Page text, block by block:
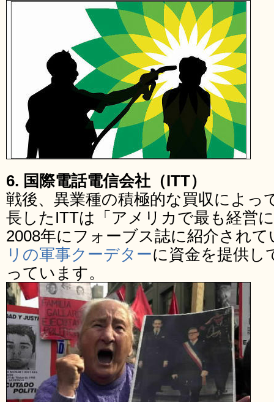
6. 国際電話電信会社（ITT）
戦後、異業種の積極的な買収によっ
長したITTは「アメリカで最も経営
2008年にフォーブス誌に紹介され
リの軍事クーデターに資金を提供し
っています。